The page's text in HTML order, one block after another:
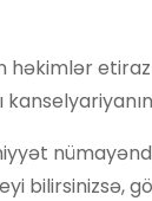
həkimlər
bilirsinizsə,